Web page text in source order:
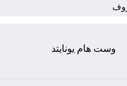
وست هام يونايتد